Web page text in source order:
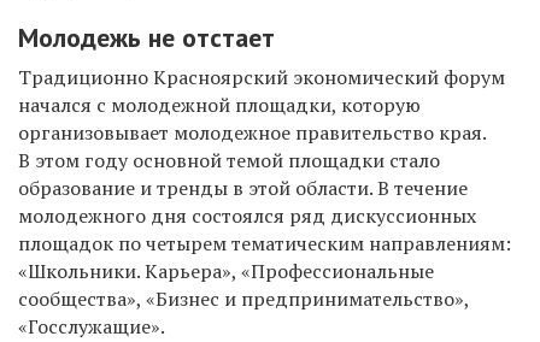
Молодежь не отстает
Традиционно Красноярский экономический форум
начался с молодежной площадки, которую
организовывает молодежное правительство края.
В этом году основной темой площадки стало
образование и тренды в этой области. В течение
молодежного дня состоялся ряд дискуссионных
площадок по четырем тематическим направлениям:
«Школьники. Карьера», «Профессиональные
сообщества», «Бизнес и предпринимательство»,
«Госслужащие».